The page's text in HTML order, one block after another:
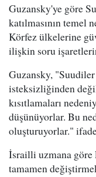
Guzansky'ye göre
katılmasının temel
Körfez ülkelerine
ilişkin soru
Guzansky,
isteksizliğinden
kısıtlamaları
düşünüyorlar. Bu
oluşturuyorlar."
İsrailli uzmana göre
tamamen